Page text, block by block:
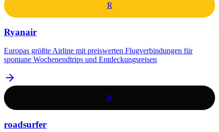
R
Ryanair
Europas größte Airline mit preiswerten Flugverbindungen für
spontane Wochenendtrips und Entdeckungsreisen
R
roadsurfer